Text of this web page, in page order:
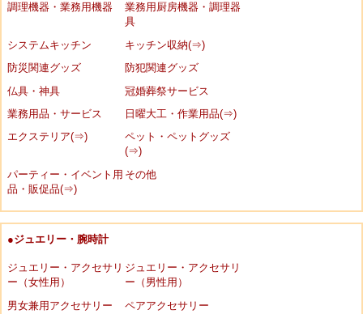
調理機器・業務用機器
業務用厨房機器・調理器
具
システムキッチン
キッチン収納(⇒)
防災関連グッズ
防犯関連グッズ
仏具・神具
冠婚葬祭サービス
業務用品・サービス
日曜大工・作業用品(⇒)
エクステリア(⇒)
ペット・ペットグッズ
(⇒)
パーティー・イベント用
品・販促品(⇒)
その他
●ジュエリー・腕時計
ジュエリー・アクセサリ
ー（女性用）
ジュエリー・アクセサリ
ー（男性用）
男女兼用アクセサリー
ペアアクセサリー